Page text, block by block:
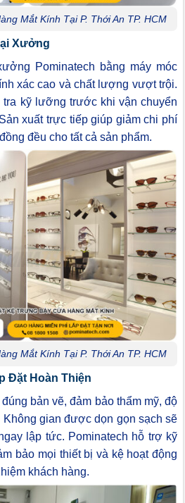
Mắt Kính Tại P. Thới An TP. HCM
Xưởng
Pominatech bằng máy móc
xác cao và chất lượng vượt trội.
kỹ lưỡng trước khi vận chuyển
xuất trực tiếp giúp giảm chi phí
đều cho tất cả sản phẩm.
Mắt Kính Tại P. Thới An TP. HCM
Đặt Hoàn Thiện
bản vẽ, đảm bảo thẩm mỹ, độ
Không gian được dọn gọn sạch sẽ
lập tức. Pominatech hỗ trợ kỹ
bảo mọi thiết bị và kệ hoạt động
khách hàng.